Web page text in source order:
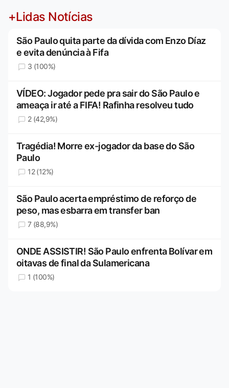
+Lidas Notícias
São Paulo quita parte da dívida com Enzo Díaz
e evita denúncia à Fifa
3 (100%)
VÍDEO: Jogador pede pra sair do São Paulo e
ameaça ir até a FIFA! Rafinha resolveu tudo
2 (42,9%)
Tragédia! Morre ex-jogador da base do São
Paulo
12 (12%)
São Paulo acerta empréstimo de reforço de
peso, mas esbarra em transfer ban
7 (88,9%)
ONDE ASSISTIR! São Paulo enfrenta Bolívar em
oitavas de final da Sulamericana
1 (100%)